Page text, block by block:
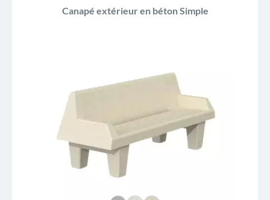
Canapé extérieur en béton Simple